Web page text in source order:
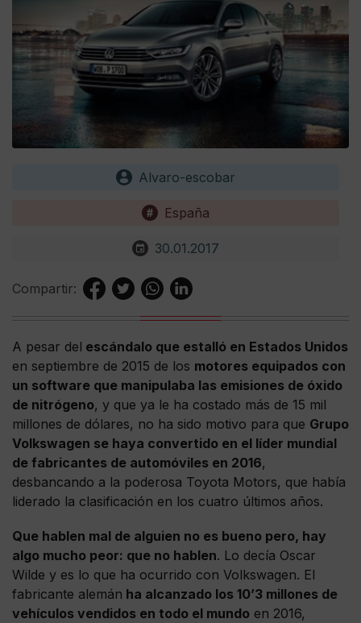
Alvaro-escobar
España
30.01.2017
Compartir:
A pesar del escándalo que estalló en Estados Unidos
en septiembre de 2015 de los motores equipados con
un software que manipulaba las emisiones de óxido
de nitrógeno, y que ya le ha costado más de 15 mil
millones de dólares, no ha sido motivo para que Grupo
Volkswagen se haya convertido en el líder mundial
de fabricantes de automóviles en 2016,
desbancando a la poderosa Toyota Motors, que había
liderado la clasificación en los cuatro últimos años.
Que hablen mal de alguien no es bueno pero, hay
algo mucho peor: que no hablen. Lo decía Oscar
Wilde y es lo que ha ocurrido con Volkswagen. El
fabricante alemán ha alcanzado los 10’3 millones de
vehículos vendidos en todo el mundo en 2016,